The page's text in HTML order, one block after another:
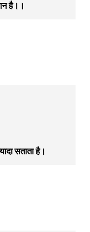
है।।
सताता है।